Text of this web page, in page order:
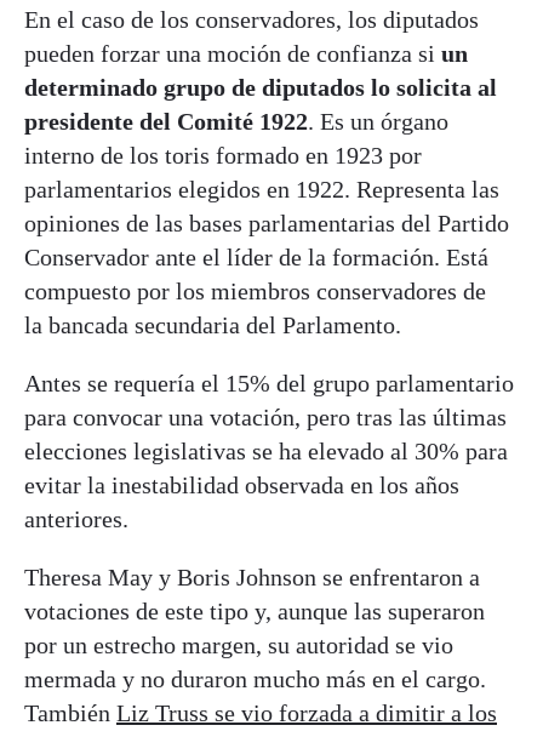
En el caso de los conservadores, los diputados
pueden forzar una moción de confianza si un
determinado grupo de diputados lo solicita al
presidente del Comité 1922. Es un órgano
interno de los toris formado en 1923 por
parlamentarios elegidos en 1922. Representa las
opiniones de las bases parlamentarias del Partido
Conservador ante el líder de la formación. Está
compuesto por los miembros conservadores de
la bancada secundaria del Parlamento.
Antes se requería el 15% del grupo parlamentario
para convocar una votación, pero tras las últimas
elecciones legislativas se ha elevado al 30% para
evitar la inestabilidad observada en los años
anteriores.
Theresa May y Boris Johnson se enfrentaron a
votaciones de este tipo y, aunque las superaron
por un estrecho margen, su autoridad se vio
mermada y no duraron mucho más en el cargo.
También Liz Truss se vio forzada a dimitir a los